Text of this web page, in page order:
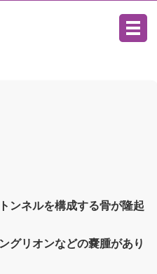
ンネルを構成する骨が隆起
グリオンなどの嚢腫があり